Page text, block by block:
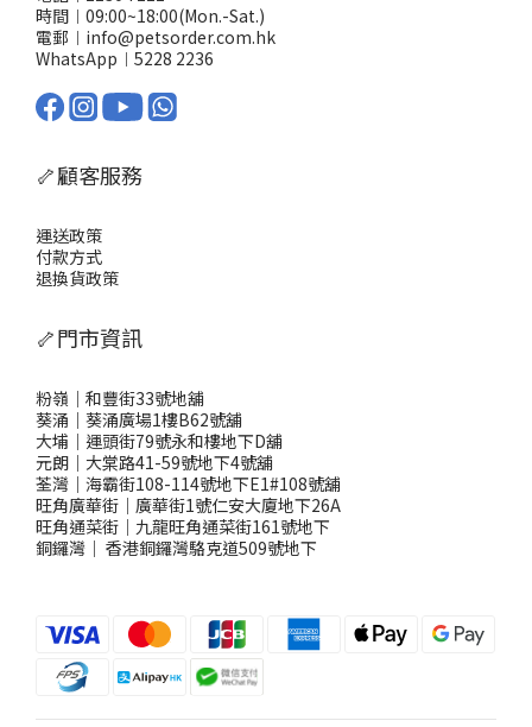
時間︱09:00~18:00(Mon.-Sat.)
電郵︱info@petsorder.com.hk
WhatsApp︱ 5228 2236
🦴顧客服務
運送政策
付款方式
退換貨政策
🦴門市資訊
粉嶺｜和豐街33號地舖
葵涌｜葵涌廣場1樓B62號舖
大埔｜運頭街79號永和樓地下D舖
元朗｜大棠路41-59號地下4號舖
荃灣｜海霸街108-114號地下E1#108號舖
旺角廣華街｜廣華街1號仁安大廈地下26A
旺角通菜街｜九龍旺角通菜街161號地下
銅鑼灣 ｜ 香港銅鑼灣駱克道509號地下